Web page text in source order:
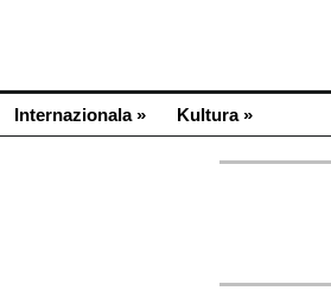
Internazionala» Kultura»